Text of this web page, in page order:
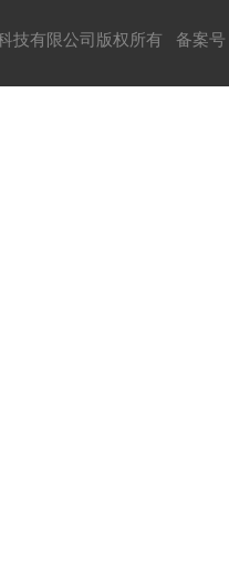
技有限公司版权所有 备案号